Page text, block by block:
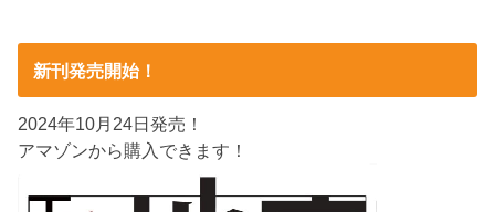
新刊発売開始！
2024年10月24日発売！
アマゾンから購入できます！